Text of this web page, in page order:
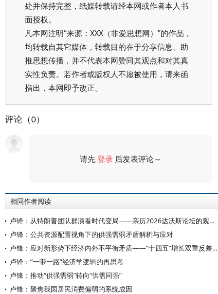
处并保持完整，纸媒转载请经本网或作者本人书
面授权。
凡本网注明“来源：XXX（非爱思想网）”的作品，
均转载自其它媒体，转载目的在于分享信息、助
推思想传播，并不代表本网赞同其观点和对其真
实性负责。若作者或版权人不愿被使用，请来函
指出，本网即予改正。
评论（0）
请先登录 后发表评论～
相同作者阅读
卢锋：从特朗普团队群演看时代变局——亲历2026达沃斯论坛的观察思考
卢锋：公共资源配置视角下的供强需弱矛盾解析与应对
卢锋：应对新形势下经济内外不平衡矛盾——“十四五”增长双重反差与“十五五”调整前景
卢锋：“一带一路”经济学逻辑的再思考
卢锋：推动“供强需弱”转向“供需同强”
卢锋：聚焦我国居民消费偏弱的系统成因